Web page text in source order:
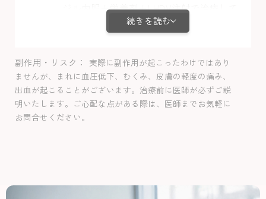
ジル内服＋栄養剤＋LHDV注射で治療して
治療経過良好でした。体毛増加以外の副
続きを読む
副作用・リスク
実際に副作用が起こったわけではあり
ませんが、まれに血圧低下、むくみ、皮膚の軽度の痛み、
出血が起こることがございます。治療前に医師が必ずご説
明いたします。ご心配な点がある際は、医師までお気軽に
お問合せください。